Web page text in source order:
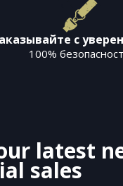
с
100%
latest
sales